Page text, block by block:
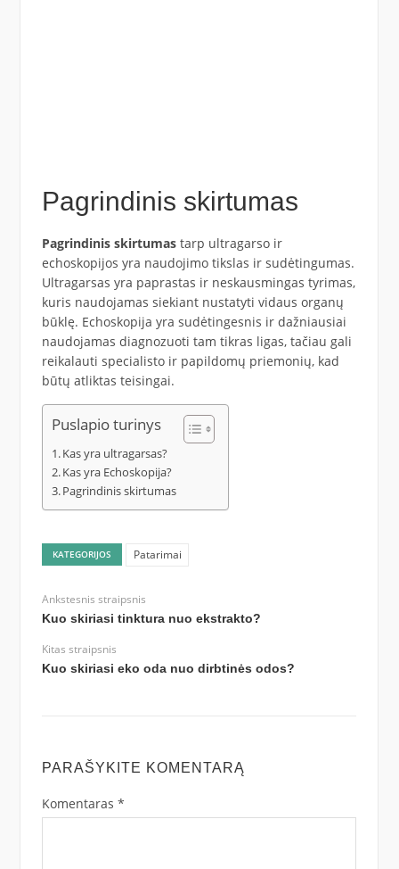
Pagrindinis skirtumas
Pagrindinis skirtumastarp ultragarso ir
echoskopijos yra naudojimo tikslas ir sudėtingumas.
Ultragarsas yra paprastas ir neskausmingas tyrimas,
kuris naudojamas siekiant nustatyti vidaus organų
būklę. Echoskopija yra sudėtingesnis ir dažniausiai
naudojamas diagnozuoti tam tikras ligas, tačiau gali
reikalauti specialisto ir papildomų priemonių, kad
būtų atliktas teisingai.
Puslapio turinys
Kas yra ultragarsas?
Kas yra Echoskopija?
Pagrindinis skirtumas
KATEGORIJOS Patarimai
Ankstesnis straipsnis
Kuo skiriasi tinktura nuo ekstrakto?
Kitas straipsnis
Kuo skiriasi eko oda nuo dirbtinės odos?
PARAŠYKITE KOMENTARĄ
Komentaras *